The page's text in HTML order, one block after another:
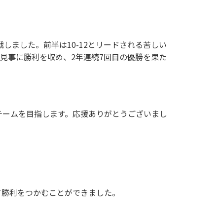
ました。前半は10-12とリードされる苦しい
事に勝利を収め、2年連続7回目の優勝を果た
ムを目指します。応援ありがとうございまし
利をつかむことができました。